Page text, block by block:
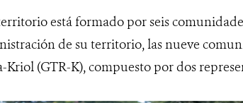
está formado por seis
de su territorio, las nueve
Kriol (GTR-K), compuesto por dos